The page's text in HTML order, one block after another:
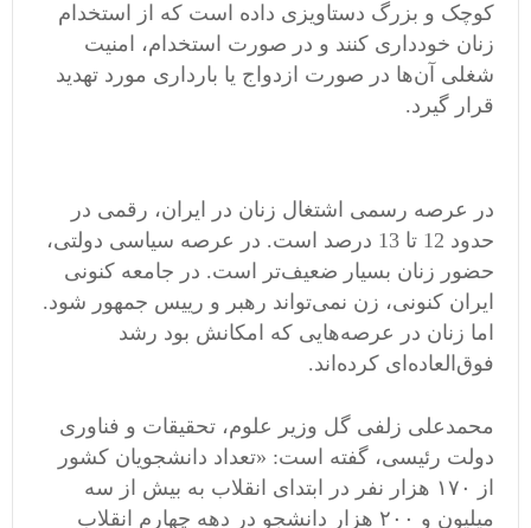
کوچک و بزرگ دستاویزی داده است که از استخدام
زنان خودداری کنند و در صورت استخدام، امنیت
شغلی آن‌ها در صورت ازدواج یا بارداری مورد تهدید
قرار گیرد.
در عرصه رسمی اشتغال زنان در ایران، رقمی در
حدود 12 تا 13 درصد است. در عرصه سیاسی دولتی،
حضور زنان بسیار ضعیف‌تر است. در جامعه کنونی
ایران کنونی، زن نمی‌تواند رهبر و رییس جمهور شود.
اما زنان در عرصه‌هایی که امکانش بود رشد
فوق‌العاده‌ای کرده‌اند.
محمدعلی زلفی گل وزیر علوم، تحقیقات و فناوری
دولت رئیسی، گفته است: «تعداد دانشجویان کشور
از ۱۷۰ هزار نفر در ابتدای انقلاب به بیش از سه
میلیون و ۲۰۰ هزار دانشجو در دهه چهارم انقلاب